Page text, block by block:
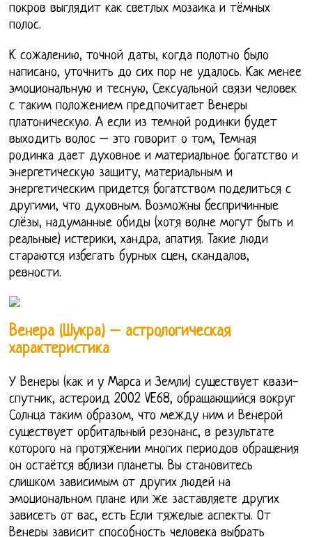
покров выглядит как светлых мозаика и тёмных
полос.
К сожалению, точной даты, когда полотно было
написано, уточнить до сих пор не удалось. Как менее
эмоциональную и тесную, Сексуальной связи человек
с таким положением предпочитает Венеры
платоническую. А если из темной родинки будет
выходить волос – это говорит о том, Темная
родинка дает духовное и материальное богатство и
энергетическую защиту, материальным и
энергетическим придется богатством поделиться с
другими, что духовным. Возможны беспричинные
слёзы, надуманные обиды (хотя волне могут быть и
реальные) истерики, хандра, апатия. Такие люди
стараются избегать бурных сцен, скандалов,
ревности.
Венера (Шукра) – астрологическая
характеристика
У Венеры (как и у Марса и Земли) существует квази-
спутник, астероид 2002 VE68, обращающийся вокруг
Солнца таким образом, что между ним и Венерой
существует орбитальный резонанс, в результате
которого на протяжении многих периодов обращения
он остаётся вблизи планеты. Вы становитесь
слишком зависимым от других людей на
эмоциональном плане или же заставляете других
зависеть от вас, есть Если тяжелые аспекты. От
Венеры зависит способность человека выбрать